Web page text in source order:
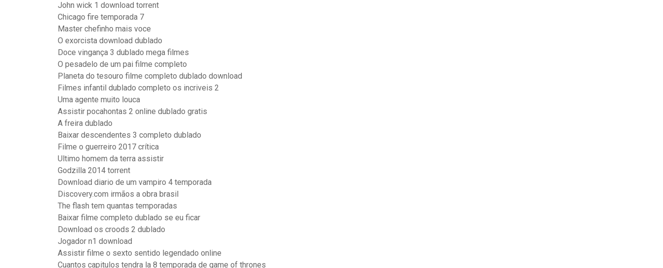
John wick 1 download torrent
Chicago fire temporada 7
Master chefinho mais voce
O exorcista download dublado
Doce vingança 3 dublado mega filmes
O pesadelo de um pai filme completo
Planeta do tesouro filme completo dublado download
Filmes infantil dublado completo os incriveis 2
Uma agente muito louca
Assistir pocahontas 2 online dublado gratis
A freira dublado
Baixar descendentes 3 completo dublado
Filme o guerreiro 2017 crítica
Ultimo homem da terra assistir
Godzilla 2014 torrent
Download diario de um vampiro 4 temporada
Discovery.com irmãos a obra brasil
The flash tem quantas temporadas
Baixar filme completo dublado se eu ficar
Download os croods 2 dublado
Jogador n1 download
Assistir filme o sexto sentido legendado online
Cuantos capitulos tendra la 8 temporada de game of thrones